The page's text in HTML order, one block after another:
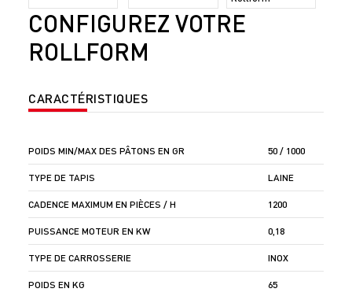
CONFIGUREZ VOTRE
ROLLFORM
CARACTÉRISTIQUES
POIDS MIN/MAX DES PÂTONS EN GR 50 / 1000
TYPE DE TAPIS LAINE
CADENCE MAXIMUM EN PIÈCES / H 1200
PUISSANCE MOTEUR EN KW 0,18
TYPE DE CARROSSERIE INOX
POIDS EN KG 65